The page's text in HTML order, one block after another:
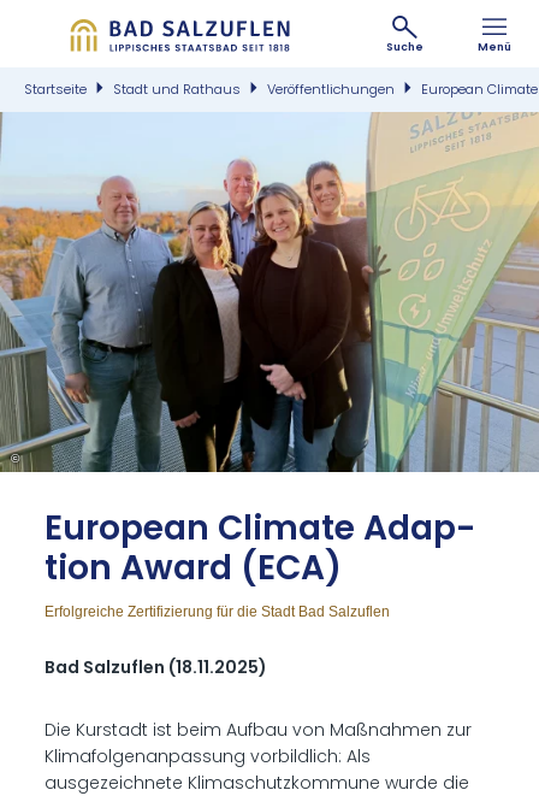
Suche Menü
Startseite Stadt und Rathaus Veröffentlichungen European
©
Eu­ro­pean Cli­ma­te Ad­ap­
ti­on Award (ECA)
Erfolgreiche Zertifizierung für die Stadt Bad Salzuflen
Bad Salzuflen (18.11.2025)
Die Kurstadt ist beim Aufbau von Maßnahmen zur
Klimafolgenanpassung vorbildlich: Als
ausgezeichnete Klimaschutzkommune wurde die